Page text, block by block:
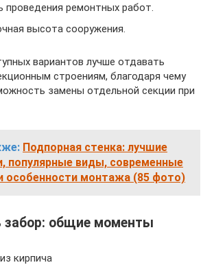
проведения ремонтных работ.
высота сооружения.
вариантов лучше отдавать
строениям, благодаря чему
замены отдельной секции при
Подпорная стенка: лучшие
популярные виды, современные
особенности монтажа (85 фото)
забор: общие моменты
кирпича